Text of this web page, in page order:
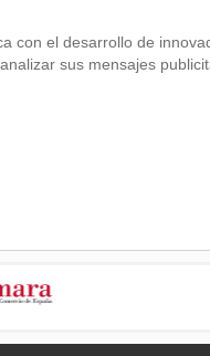
con el desarrollo de
sus mensajes